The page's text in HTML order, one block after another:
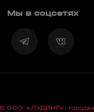
Мы в соцсетях
«ЛУДИНГ»: